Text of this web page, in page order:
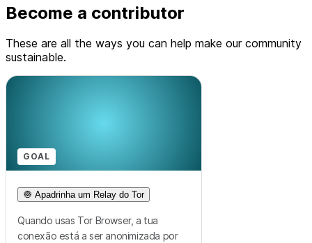
Become a contributor
These are all the ways you can help make our community
sustainable.
GOAL
🧅 Apadrinha um Relay do Tor
Quando usas Tor Browser, a tua
conexão está a ser anonimizada por